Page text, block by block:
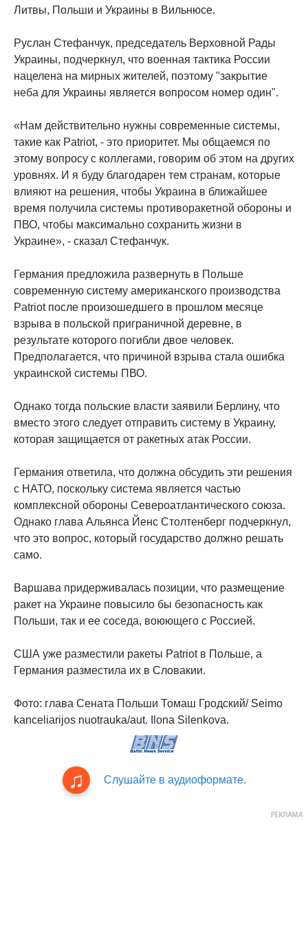
Литвы, Польши и Украины в Вильнюсе.
Руслан Стефанчук, председатель Верховной Рады
Украины, подчеркнул, что военная тактика России
нацелена на мирных жителей, поэтому "закрытие
неба для Украины является вопросом номер один".
«Нам действительно нужны современные системы,
такие как Patriot, - это приоритет. Мы общаемся по
этому вопросу с коллегами, говорим об этом на других
уровнях. И я буду благодарен тем странам, которые
влияют на решения, чтобы Украина в ближайшее
время получила системы противоракетной обороны и
ПВО, чтобы максимально сохранить жизни в
Украине», - сказал Стефанчук.
Германия предложила развернуть в Польше
современную систему американского производства
Patriot после произошедшего в прошлом месяце
взрыва в польской приграничной деревне, в
результате которого погибли двое человек.
Предполагается, что причиной взрыва стала ошибка
украинской системы ПВО.
Однако тогда польские власти заявили Берлину, что
вместо этого следует отправить систему в Украину,
которая защищается от ракетных атак России.
Германия ответила, что должна обсудить эти решения
с НАТО, поскольку система является частью
комплексной обороны Североатлантического союза.
Однако глава Альянса Йенс Столтенберг подчеркнул,
что это вопрос, который государство должно решать
само.
Варшава придерживалась позиции, что размещение
ракет на Украине повысило бы безопасность как
Польши, так и ее соседа, воюющего с Россией.
США уже разместили ракеты Patriot в Польше, а
Германия разместила их в Словакии.
Фото: глава Сената Польши Томаш Гродский/ Seimo
kanceliarijos nuotrauka/aut. Ilona Silenkova.
Слушайте в аудиоформате.